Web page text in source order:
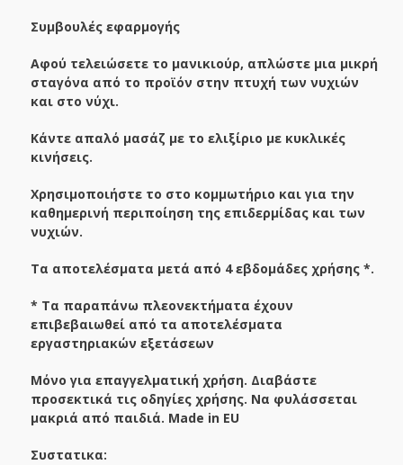
Συμβουλές εφαρμογής
Αφού τελειώσετε το μανικιούρ, απλώστε μια μικρή
σταγόνα από το προϊόν στην πτυχή των νυχιών
και στο νύχι.
Κάντε απαλό μασάζ με το ελιξίριο με κυκλικές
κινήσεις.
Χρησιμοποιήστε το στο κομμωτήριο και για την
καθημερινή περιποίηση της επιδερμίδας και των
νυχιών.
Τα αποτελέσματα μετά από 4 εβδομάδες χρήσης *.
* Τα παραπάνω πλεονεκτήματα έχουν
επιβεβαιωθεί από τα αποτελέσματα
εργαστηριακών εξετάσεων
Μόνο για επαγγελματική χρήση. Διαβάστε
προσεκτικά τις οδηγίες χρήσης. Να φυλάσσεται
μακριά από παιδιά. Made in EU
Συστατικα: